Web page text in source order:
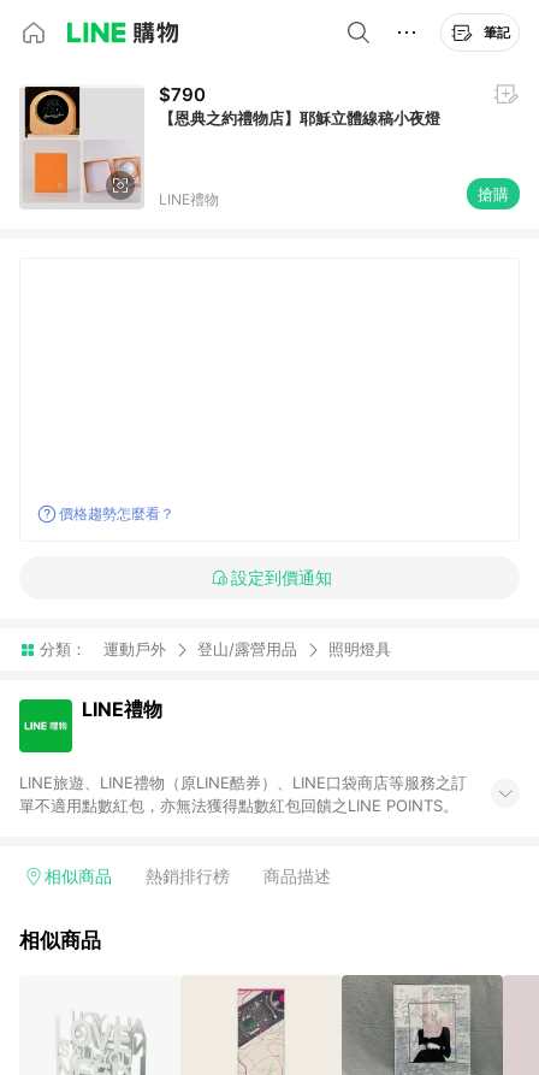
筆記
$790
【恩典之約禮物店】耶穌立體線稿小夜燈
LINE禮物 搶購
價格趨勢怎麼看？
設定到價通知
分類： 運動戶外 登山/露營用品 照明燈具
LINE禮物
LINE旅遊、LINE禮物（原LINE酷券）、LINE口袋商店等服務之訂
單不適用點數紅包，亦無法獲得點數紅包回饋之LINE POINTS。
相似商品 熱銷排行榜 商品描述
相似商品